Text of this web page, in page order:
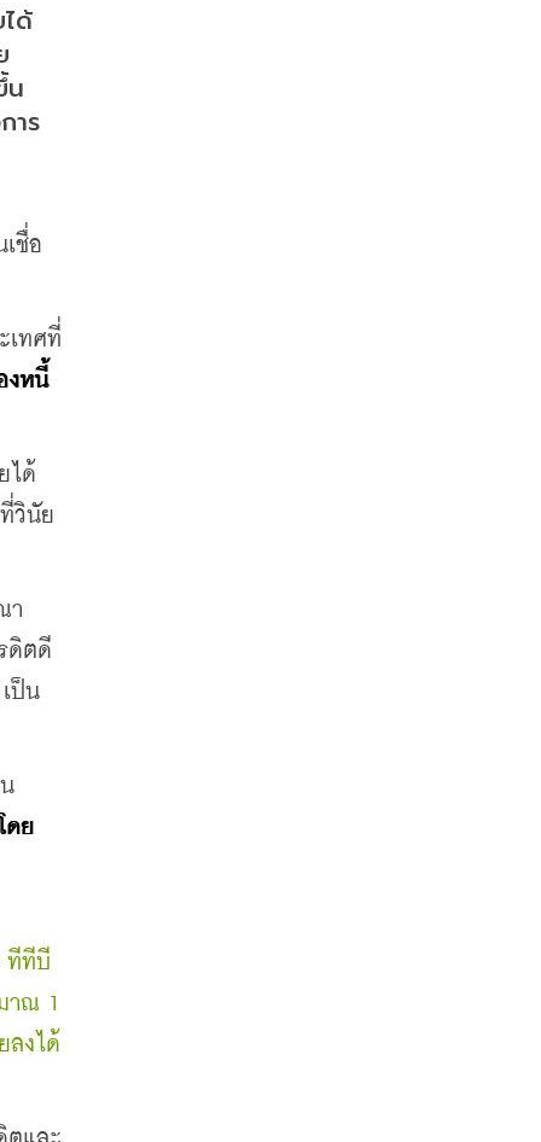
ด้
น
าร
ชื่อ
เทศที่
งหนี้
ได้
วินัย
า
ดิตดี
ป็น
ดย
ทีทีบี
าณ 1
ลงได้